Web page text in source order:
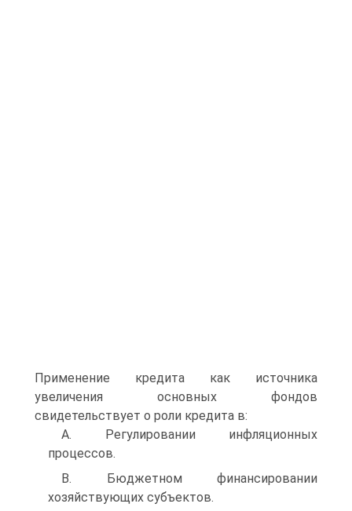
Применение кредита как источника
увеличения основных фондов
свидетельствует о роли кредита в:
A. Регулировании инфляционных
процессов.
B. Бюджетном финансировании
хозяйствующих субъектов.